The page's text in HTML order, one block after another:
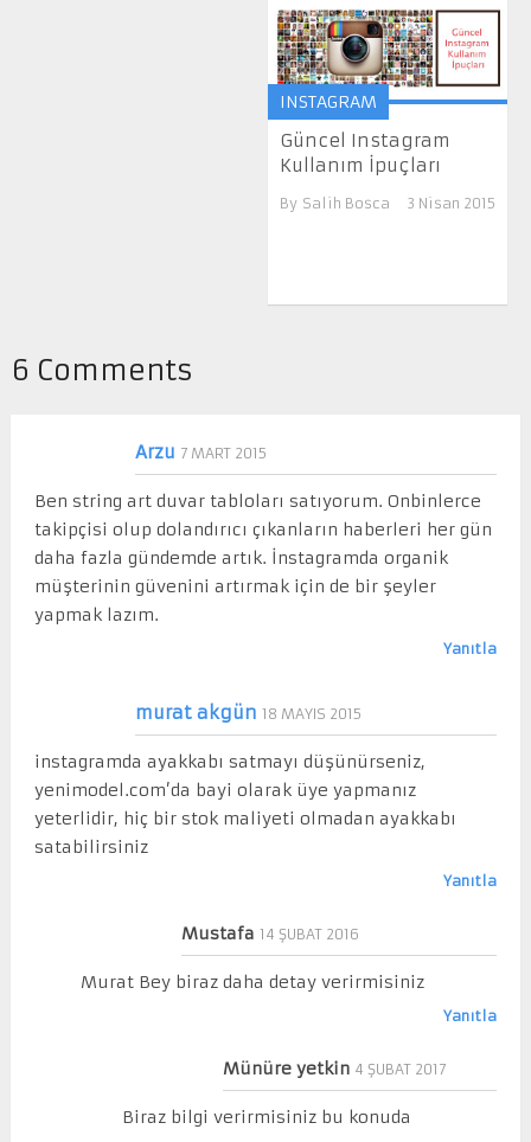
INSTAGRAM
Güncel Instagram
Kullanım İpuçları
By Salih Bosca 3 Nisan 2015
6 Comments
Arzu 7 MART 2015
Ben string art duvar tabloları satıyorum. Onbinlerce
takipçisi olup dolandırıcı çıkanların haberleri her gün
daha fazla gündemde artık. İnstagramda organik
müşterinin güvenini artırmak için de bir şeyler
yapmak lazım.
Yanıtla
murat akgün 18 MAYIS 2015
instagramda ayakkabı satmayı düşünürseniz,
yenimodel.com’da bayi olarak üye yapmanız
yeterlidir, hiç bir stok maliyeti olmadan ayakkabı
satabilirsiniz
Yanıtla
Mustafa 14 ŞUBAT 2016
Murat Bey biraz daha detay verirmisiniz
Yanıtla
Münüre yetkin 4 ŞUBAT 2017
Biraz bilgi verirmisiniz bu konuda